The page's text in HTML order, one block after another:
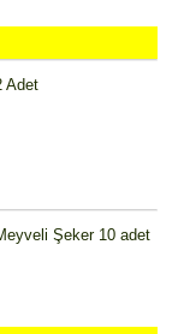
Adet
Şeker 10 adet